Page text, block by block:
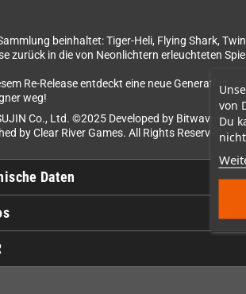
von
Du
beinhaltet: Tiger-Heli, Flying Shark,
zurück in die von Neonlichtern erleuchteten
Re-Release entdeckt eine neue Generation
weg!
Co., Ltd. ©2025 Developed by Bitwave
by Clear River Games. All Rights Reserved.
Daten